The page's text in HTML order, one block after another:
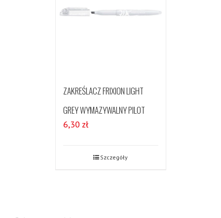
ZAKREŚLACZ FRIXION LIGHT
GREY WYMAZYWALNY PILOT
6,30 zł
Szczegóły